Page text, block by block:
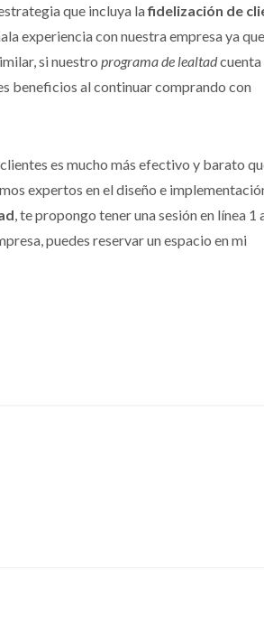
que incluya lafidelización de
experiencia con nuestra empresa ya que
si nuestro programa de lealtadcuenta
beneficios al continuar comprando con
es mucho más efectivo y barato
expertos en el diseño e
, te propongo tener una sesión en línea 1
puedes reservar un espacio en mi